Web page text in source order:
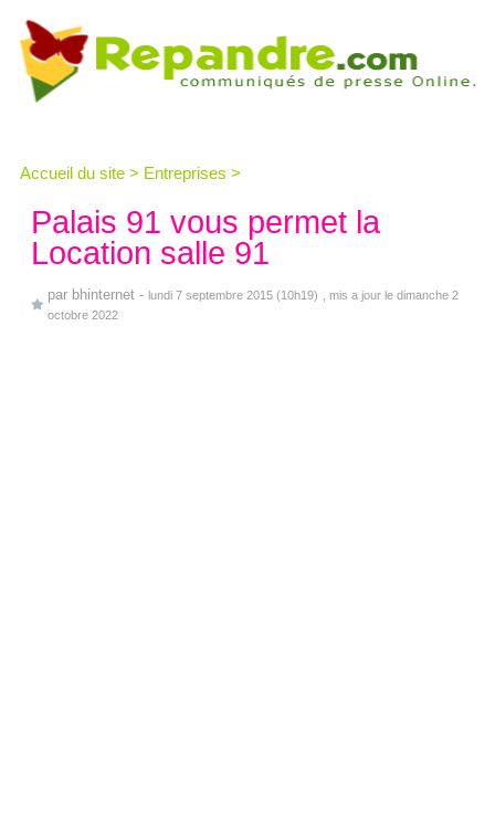
Accueil du site > Entreprises >
Palais 91 vous permet la
Location salle 91
par bhinternet - lundi 7 septembre 2015 (10h19)
, mis a jour le dimanche 2
octobre 2022